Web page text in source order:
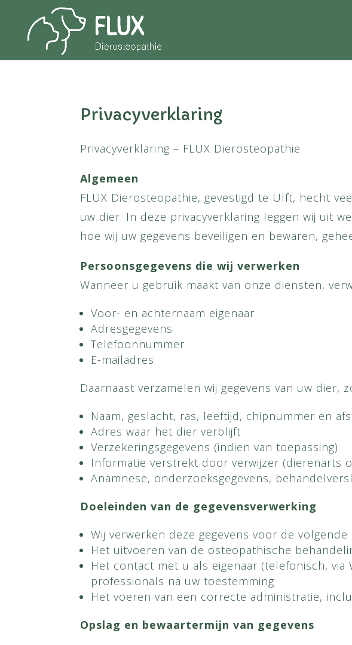
Privacyverklaring
Privacyverklaring – FLUX Dierosteopathie
Algemeen
FLUX Dierosteopathie, gevestigd te Ulft, hecht
uw dier. In deze privacyverklaring leggen wij uit
hoe wij uw gegevens beveiligen en bewaren,
Persoonsgegevens die wij verwerken
Wanneer u gebruik maakt van onze diensten,
Voor- en achternaam eigenaar
Adresgegevens
Telefoonnummer
E-mailadres
Daarnaast verzamelen wij gegevens van uw dier,
Naam, geslacht, ras, leeftijd, chipnummer en
Adres waar het dier verblijft
Verzekeringsgegevens (indien van toepassing)
Informatie verstrekt door verwijzer (dierenarts
Anamnese, onderzoeksgegevens,
Doeleinden van de gegevensverwerking
Wij verwerken deze gegevens voor de
Het uitvoeren van de osteopathische
Het contact met u als eigenaar (telefonisch,
professionals na uw toestemming
Het voeren van een correcte administratie,
Opslag en bewaartermijn van gegevens